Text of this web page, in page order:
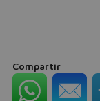
Compartir